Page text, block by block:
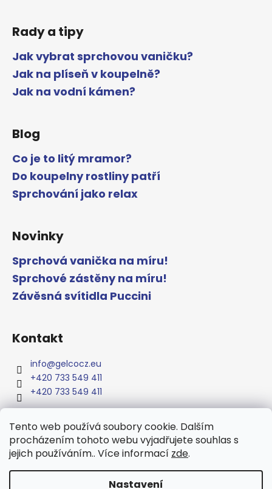
Tento web používá soubory cookie. Dalším
procházením tohoto webu vyjadřujete souhlas s
jejich používáním.. Více informací zde.
Nastavení
Rady a tipy
Jak vybrat sprchovou vaničku?
Jak na plíseň v koupelně?
Jak na vodní kámen?
Blog
Co je to litý mramor?
Do koupelny rostliny patří
Sprchování jako relax
Novinky
Sprchová vanička na míru!
Sprchové zástěny na míru!
Závěsná svítidla Puccini
Kontakt
info@gelcocz.eu
+420 733 549 411
+420 733 549 411
www.gelcocz.eu